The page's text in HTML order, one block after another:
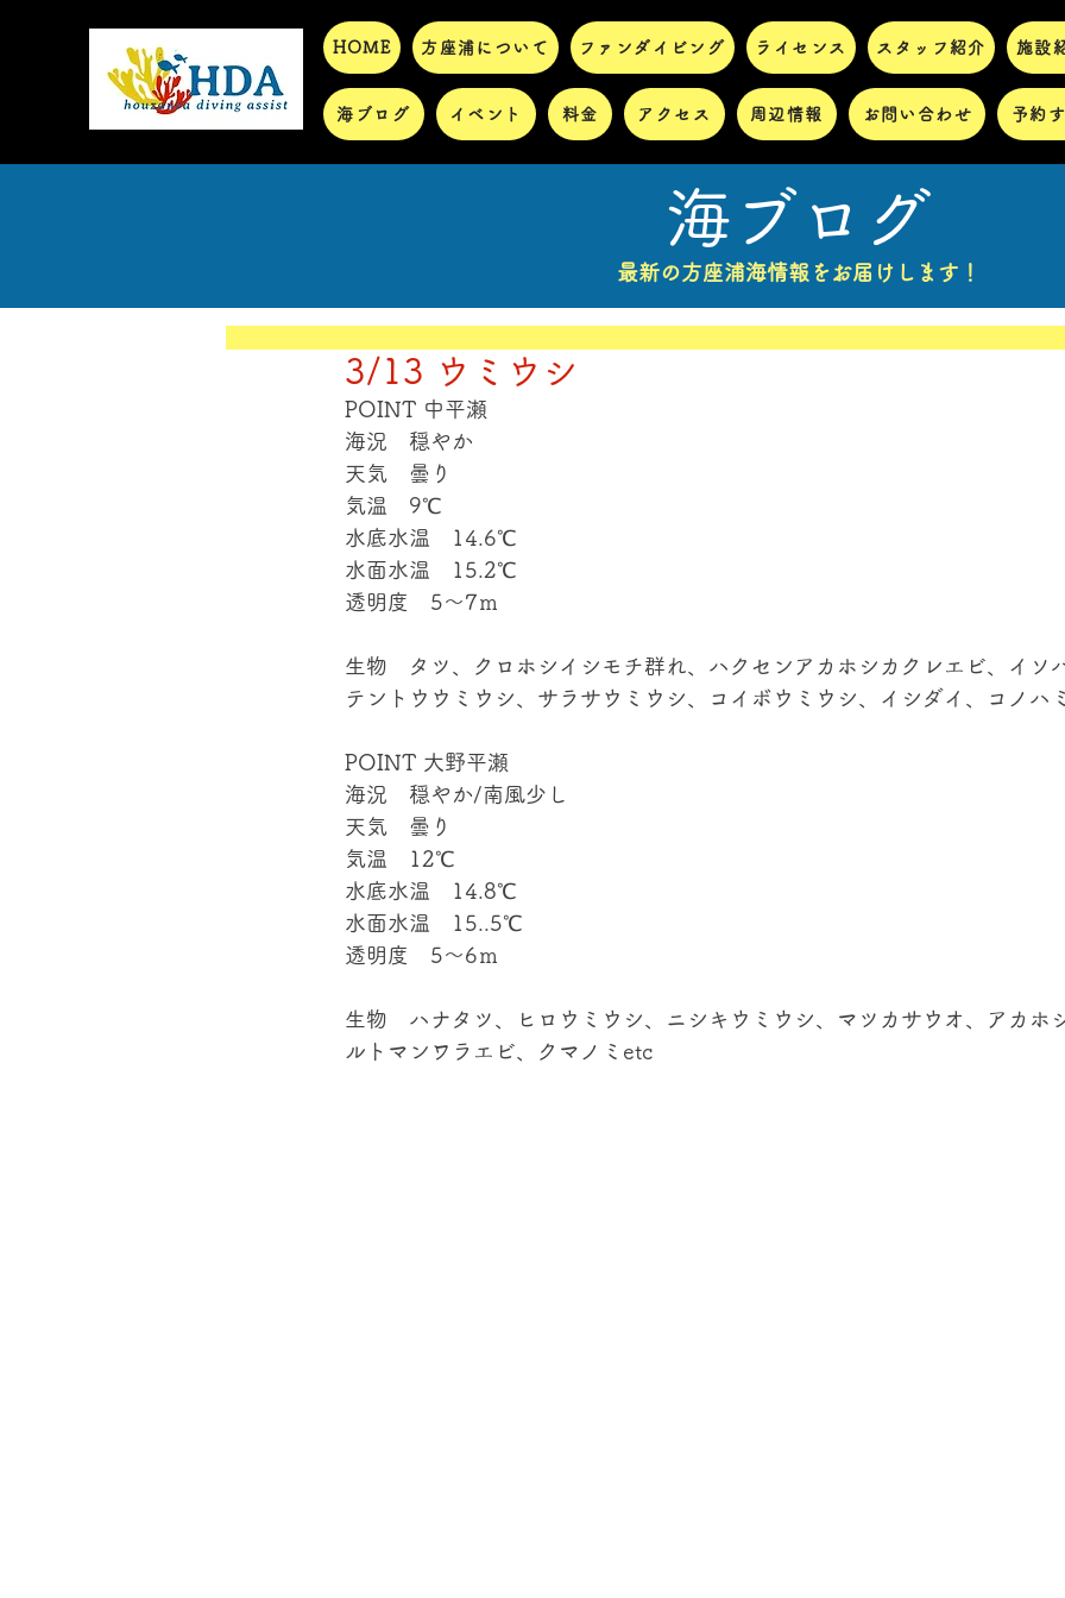
HOME 方座浦について ファンダイビング ライセンス スタッフ紹介 施設
海ブログ イベント 料金 アクセス 周辺情報 お問い合わせ 予約
海ブログ
最新の方座浦海情報をお届けします！
3/13 ウミウシ
POINT 中平瀬
海況　穏やか
天気　曇り
気温　9℃
水底水温　14.6℃
水面水温　15.2℃
透明度　5～7ｍ
生物　タツ、クロホシイシモチ群れ、ハクセンアカホシカクレエビ、イソ
テントウウミウシ、サラサウミウシ、コイボウミウシ、イシダイ、コノハ
POINT 大野平瀬
海況　穏やか/南風少し
天気　曇り
気温　12℃
水底水温　14.8℃
水面水温　15..5℃
透明度　5～6ｍ
生物　ハナタツ、ヒロウミウシ、ニシキウミウシ、マツカサウオ、アカホ
ルトマンワラエビ、クマノミetc